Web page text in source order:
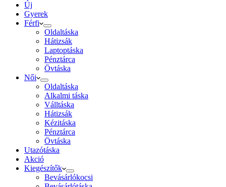
Új
Gyerek
Férfi
Oldaltáska
Hátizsák
Laptoptáska
Pénztárca
Övtáska
Női
Oldaltáska
Alkalmi táska
Válltáska
Hátizsák
Kézitáska
Pénztárca
Övtáska
Utazótáska
Akció
Kiegészítők
Bevásárlókocsi